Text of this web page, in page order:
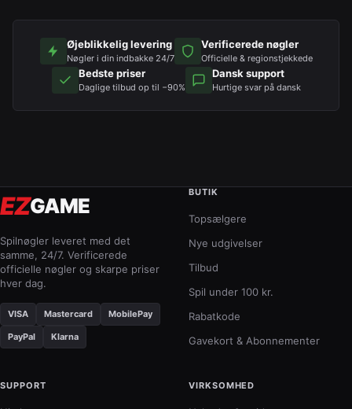
Øjeblikkelig levering
Nøgler i din indbakke 24/7
Verificerede nøgler
Officielle & regionstjekkede
Bedste priser
Daglige tilbud op til −90%
Dansk support
Hurtige svar på dansk
EZGAME
Spilnøgler leveret med det
samme, 24/7. Verificerede
officielle nøgler og skarpe priser
hver dag.
VISA Mastercard MobilePay
PayPal Klarna
BUTIK
Topsælgere
Nye udgivelser
Tilbud
Spil under 100 kr.
Rabatkode
Gavekort & Abonnementer
SUPPORT VIRKSOMHED